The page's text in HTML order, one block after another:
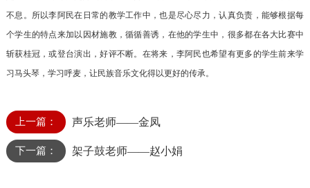
不息。所以李阿民在日常的教学工作中，也是尽心尽力，认真负责，能够根据每
个学生的特点来加以因材施教，循循善诱，在他的学生中，很多都在各大比赛中
斩获桂冠，或登台演出，好评不断。在将来，李阿民也希望有更多的学生前来学
习马头琴，学习呼麦，让民族音乐文化得以更好的传承。
上一篇： 声乐老师——金凤
下一篇： 架子鼓老师——赵小娟